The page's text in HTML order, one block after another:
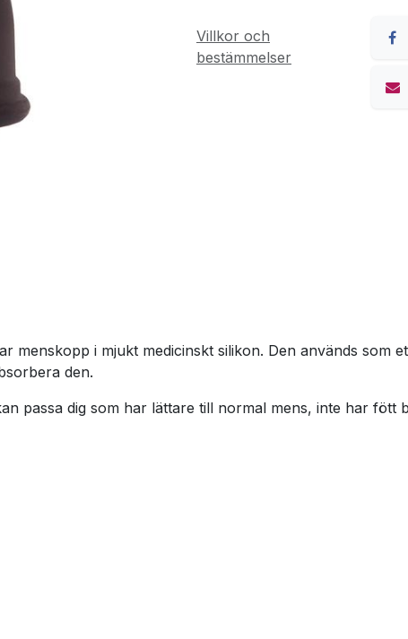
Villkor och
bestämmelser
menskopp i mjukt medicinskt silikon. Den används som
den.
passa dig som har lättare till normal mens, inte har fött